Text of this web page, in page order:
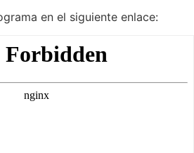
en el siguiente enlace: